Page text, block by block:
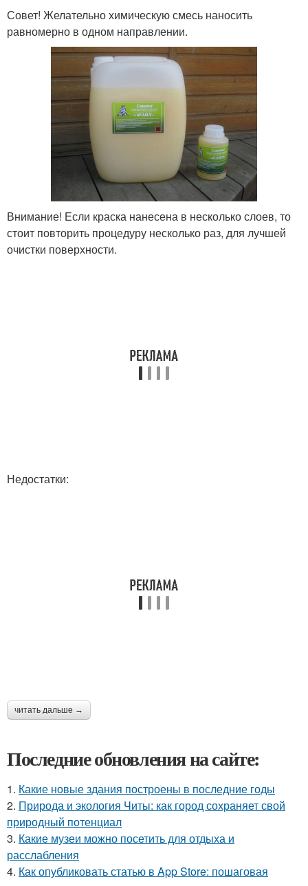
Совет! Желательно химическую смесь наносить
равномерно в одном направлении.
Внимание! Если краска нанесена в несколько слоев, то
стоит повторить процедуру несколько раз, для лучшей
очистки поверхности.
Недостатки:
читать дальше →
Последние обновления на сайте:
1. Какие новые здания построены в последние годы
2. Природа и экология Читы: как город сохраняет свой
природный потенциал
3. Какие музеи можно посетить для отдыха и
расслабления
4. Как опубликовать статью в App Store: пошаговая